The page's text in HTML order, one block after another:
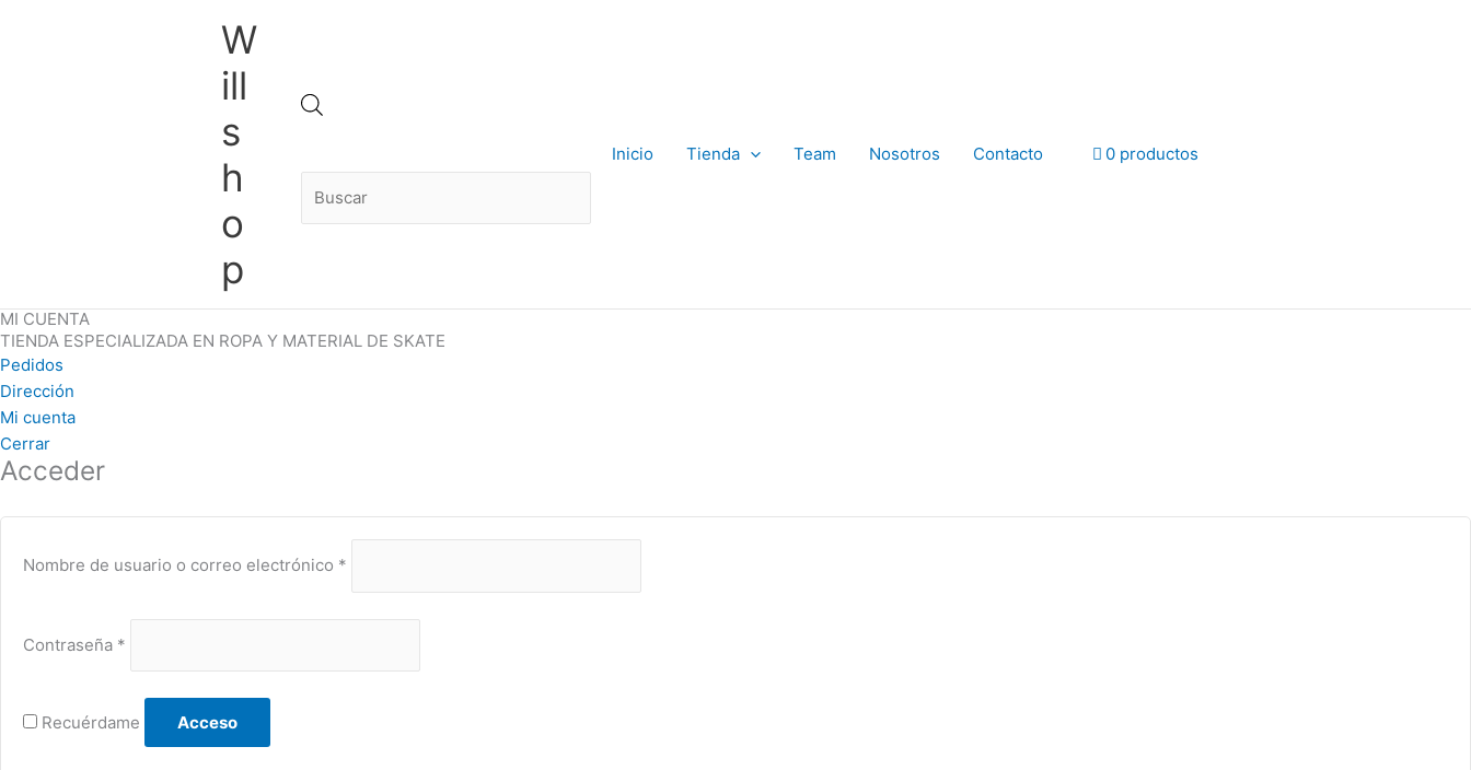
W
ill
s
h
o
p
Búsqueda
de
Inicio Tienda Team Nosotros Contacto 0 productos
MI CUENTA
TIENDA ESPECIALIZADA EN ROPA Y MATERIAL DE SKATE
Pedidos
Dirección
Mi cuenta
Cerrar
Acceder
Nombre de usuario o correo electrónico *
Contraseña *
Recuérdame Acceso